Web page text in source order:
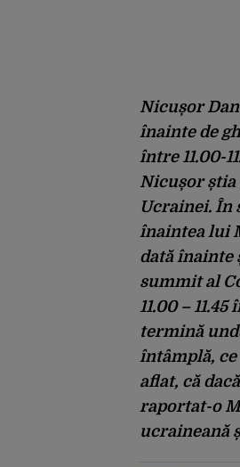
Nicușor
înainte de
între 11.00-
Nicușor știa
Ucrainei. În
înaintea lui
dată înainte
summit al
11.00 –
termină
întâmplă,
aflat, că
raportat-o
ucraineană